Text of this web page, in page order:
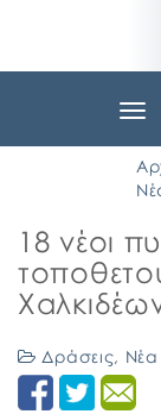
18 νέοι
Δράσεις, Νέα